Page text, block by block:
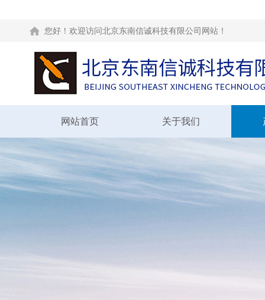
您好！欢迎访问北京东南信诚科技有限公司网站！
网站首页 关于我们